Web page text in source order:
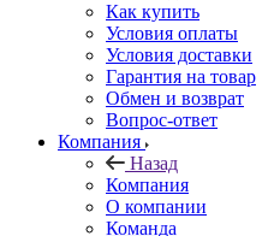
Как купить
Условия оплаты
Условия доставки
Гарантия на товар
Обмен и возврат
Вопрос-ответ
Компания
Назад
Компания
О компании
Команда